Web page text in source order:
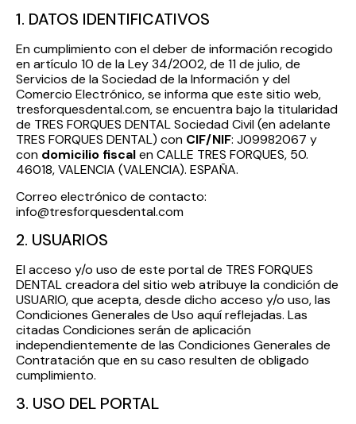
1. DATOS IDENTIFICATIVOS
En cumplimiento con el deber de información recogido
en artículo 10 de la Ley 34/2002, de 11 de julio, de
Servicios de la Sociedad de la Información y del
Comercio Electrónico, se informa que este sitio web,
tresforquesdental.com, se encuentra bajo la titularidad
de TRES FORQUES DENTAL Sociedad Civil (en adelante
TRES FORQUES DENTAL) con CIF/NIF: J09982067 y
con domicilio fiscalen CALLE TRES FORQUES, 50.
46018, VALENCIA (VALENCIA). ESPAÑA.
Correo electrónico de contacto:
info@tresforquesdental.com
2. USUARIOS
El acceso y/o uso de este portal de TRES FORQUES
DENTAL creadora del sitio web atribuye la condición de
USUARIO, que acepta, desde dicho acceso y/o uso, las
Condiciones Generales de Uso aquí reflejadas. Las
citadas Condiciones serán de aplicación
independientemente de las Condiciones Generales de
Contratación que en su caso resulten de obligado
cumplimiento.
3. USO DEL PORTAL